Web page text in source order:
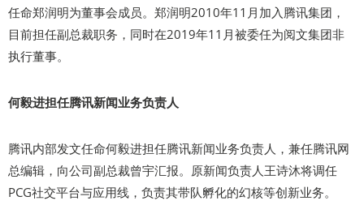
任命郑润明为董事会成员。郑润明2010年11月加入腾讯集团，
目前担任副总裁职务，同时在2019年11月被委任为阅文集团非
执行董事。
何毅进担任腾讯新闻业务负责人
腾讯内部发文任命何毅进担任腾讯新闻业务负责人，兼任腾讯网
总编辑，向公司副总裁曾宇汇报。原新闻负责人王诗沐将调任
PCG社交平台与应用线，负责其带队孵化的幻核等创新业务。